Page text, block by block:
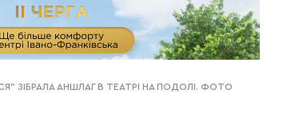
ЗІБРАЛА АНШЛАГ В ТЕАТРІ НА ПОДОЛІ. ФОТО